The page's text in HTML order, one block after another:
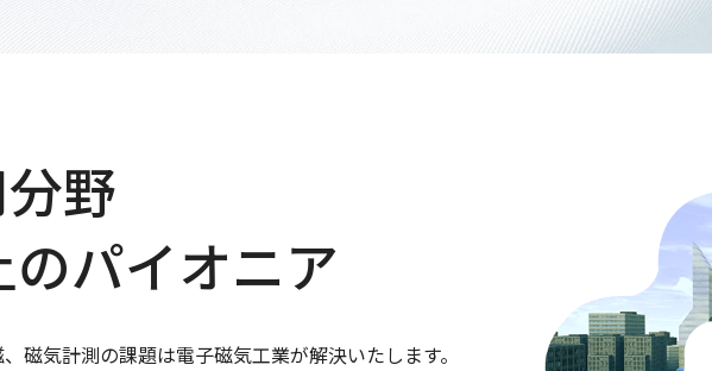
モーター
磁紛探傷機器について 着磁機器
野
パイオニア
磁気計測の課題は電子磁気工業が解決いたします。